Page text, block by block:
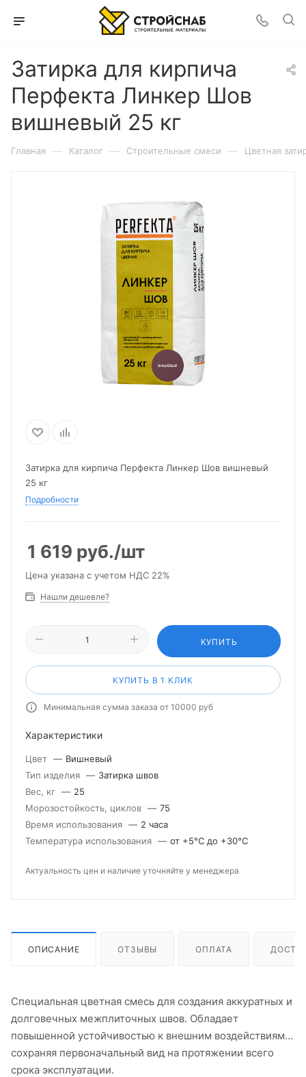
Затирка для кирпича
Перфекта Линкер Шов
вишневый 25 кг
Главная — Каталог — Строительные смеси — Цветная
Затирка для кирпича Перфекта Линкер Шов вишневый
25 кг
Подробности
1 619 руб./шт
Цена указана с учетом НДС 22%
Нашли дешевле?
КУПИТЬ
КУПИТЬ В 1 КЛИК
Минимальная сумма заказа от 10000 руб
Характеристики
Цвет — Вишневый
Тип изделия — Затирка швов
Вес, кг — 25
Морозостойкость, циклов — 75
Время использования — 2 часа
Температура использования — от +5°С до +30°С
Актуальность цен и наличие уточняйте у менеджера
ОПИСАНИЕ ОТЗЫВЫ ОПЛАТА
Специальная цветная смесь для создания аккуратных и
долговечных межплиточных швов. Обладает
повышенной устойчивостью к внешним воздействиям,
сохраняя первоначальный вид на протяжении всего
срока эксплуатации.